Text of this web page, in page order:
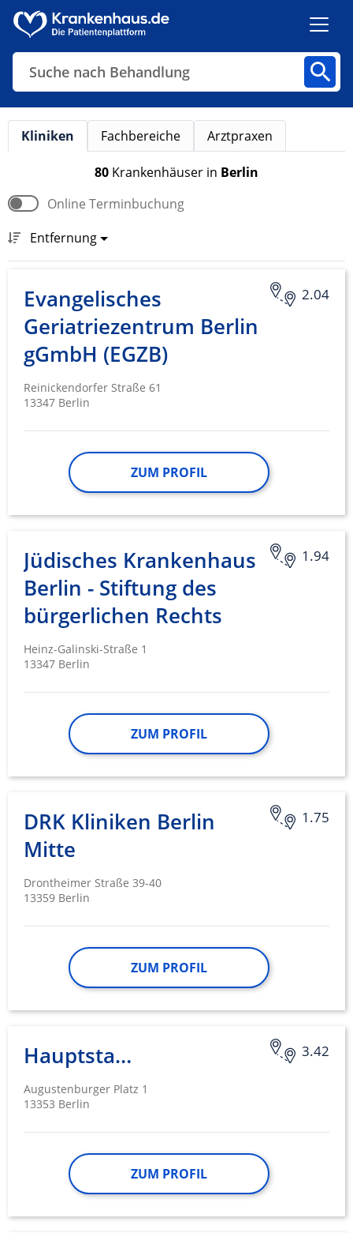
Suche nach Behandlung
Kliniken Fachbereiche Arztpraxen
80 Krankenhäuser in Berlin
Online Terminbuchung
Entfernung
2.04
Evangelisches
Geriatriezentrum Berlin
gGmbH (EGZB)
Reinickendorfer Straße 61
13347 Berlin
ZUM PROFIL
1.94
Jüdisches Krankenhaus
Berlin - Stiftung des
bürgerlichen Rechts
Heinz-Galinski-Straße 1
13347 Berlin
ZUM PROFIL
1.75
DRK Kliniken Berlin
Mitte
Drontheimer Straße 39-40
13359 Berlin
ZUM PROFIL
3.42
Hauptstandort
Augustenburger Platz 1
13353 Berlin
ZUM PROFIL